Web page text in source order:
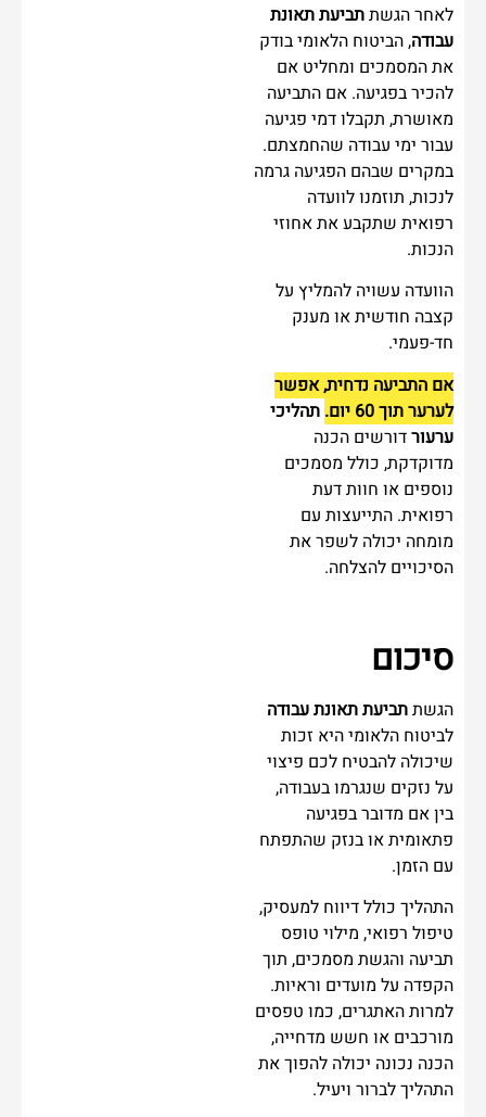
לאחר הגשתתביעת תאונת
עבודה, הביטוח הלאומי בודק
את המסמכים ומחליט אם
להכיר בפגיעה. אם התביעה
מאושרת, תקבלו דמי פגיעה
עבור ימי עבודה שהחמצתם.
במקרים שבהם הפגיעה גרמה
לנכות, תוזמנו לוועדה
רפואית שתקבע את אחוזי
הנכות.
הוועדה עשויה להמליץ על
קצבה חודשית או מענק
חד-פעמי.
אם התביעה נדחית, אפשר
לערער תוך 60 יום.
תהליכי
ערעורדורשים הכנה
מדוקדקת, כולל מסמכים
נוספים או חוות דעת
רפואית. התייעצות עם
מומחה יכולה לשפר את
הסיכויים להצלחה.
סיכום
הגשתתביעת תאונת עבודה
לביטוח הלאומי היא זכות
שיכולה להבטיח לכם פיצוי
על נזקים שנגרמו בעבודה,
בין אם מדובר בפגיעה
פתאומית או בנזק שהתפתח
עם הזמן.
התהליך כולל דיווח למעסיק,
טיפול רפואי, מילוי טופס
תביעה והגשת מסמכים, תוך
הקפדה על מועדים וראיות.
למרות האתגרים, כמו טפסים
מורכבים או חשש מדחייה,
הכנה נכונה יכולה להפוך את
התהליך לברור ויעיל.